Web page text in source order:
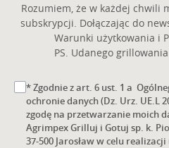
Rozumiem, że w każdej chwili
subskrypcji. Dołączając do
Warunki użytkowania i
PS. Udanego
* Zgodnie z art. 6 ust. 1 a
ochronie danych (Dz. Urz. UE.L
zgodę na przetwarzanie moich
Agrimpex Grilluj i Gotuj sp. k.
37-500 Jarosław w celu